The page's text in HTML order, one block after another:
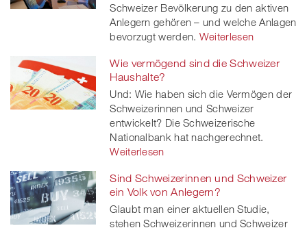
Schweizer Bevölkerung zu den aktiven
Anlegern gehören – und welche Anlagen
bevorzugt werden. Weiterlesen
Wie vermögend sind die Schweizer
Haushalte?
Und: Wie haben sich die Vermögen der
Schweizerinnen und Schweizer
entwickelt? Die Schweizerische
Nationalbank hat nachgerechnet.
Weiterlesen
Sind Schweizerinnen und Schweizer
ein Volk von Anlegern?
Glaubt man einer aktuellen Studie,
stehen Schweizerinnen und Schweizer